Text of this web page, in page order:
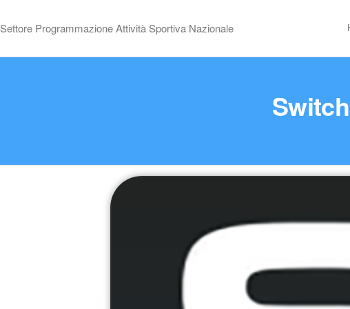
Settore Programmazione Attività Sportiva Nazionale
Switch